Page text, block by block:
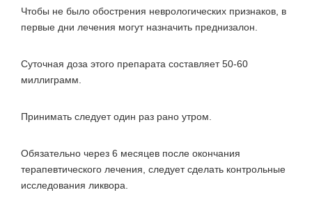
Чтобы не было обострения неврологических признаков, в
первые дни лечения могут назначить преднизалон.
Суточная доза этого препарата составляет 50-60
миллиграмм.
Принимать следует один раз рано утром.
Обязательно через 6 месяцев после окончания
терапевтического лечения, следует сделать контрольные
исследования ликвора.